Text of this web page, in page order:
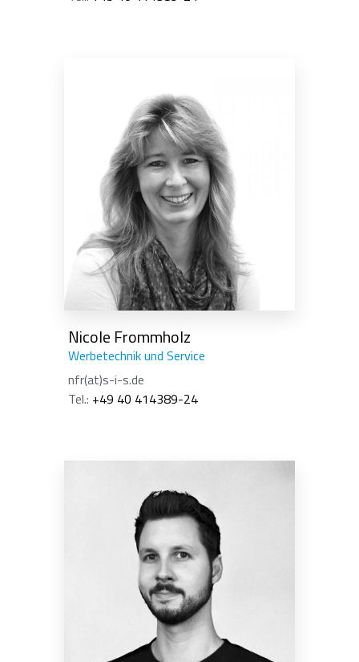
Nicole Frommholz
Werbetechnik und Service
nfr(at)s-i-s.de
Tel.: +49 40 414389-24